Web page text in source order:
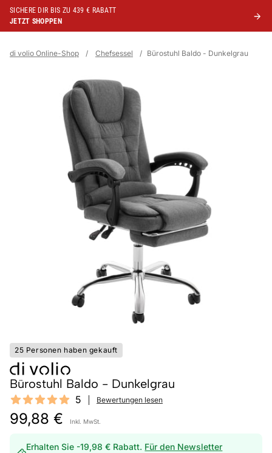
SICHERE DIR BIS ZU 439 € RABATT
JETZT SHOPPEN
di volio Online-Shop / Chefsessel / Bürostuhl Baldo - Dunkelgrau
25 Personen haben gekauft
Bürostuhl Baldo - Dunkelgrau
Reviews
5 out of 5 stars 5 Bewertungen lesen
99,88 € Inkl. MwSt.
Erhalten Sie -19,98 € Rabatt. Für den Newsletter